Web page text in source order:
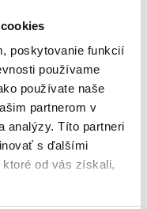
poskytovanie funkcií
používame
používate naše
partnerom v
analýzy. Títo partneri
s ďalšími
od vás získali,